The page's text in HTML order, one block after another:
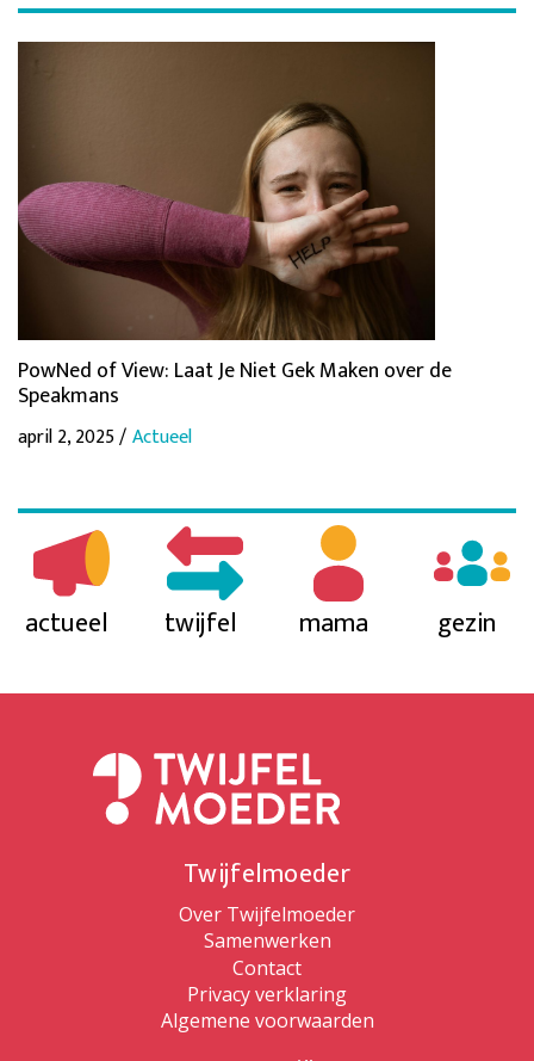
PowNed of View: Laat Je Niet Gek Maken over de
Speakmans
april 2, 2025 /Actueel
actueel twijfel mama gezin
Twijfelmoeder
Over Twijfelmoeder
Samenwerken
Contact
Privacy verklaring
Algemene voorwaarden